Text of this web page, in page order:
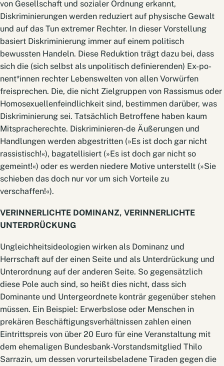
von Gesellschaft und sozialer Ordnung erkannt,
Diskriminierungen werden reduziert auf physische Gewalt
und auf das Tun ­extremer Rechter. In dieser Vorstellung
basiert Diskriminierung immer auf einem politisch
bewussten Handeln. Diese Reduktion trägt dazu bei, dass
sich die (sich selbst als unpolitisch definierenden) Ex­-po­
nent*innen rechter Lebenswelten von allen Vorwürfen
freisprechen. Die, die nicht Zielgruppen von Rassismus oder
Homosexuellenfeindlichkeit sind, bestimmen darüber, was
Diskriminierung sei. Tatsächlich Betroffene haben kaum
Mitspracherechte. Diskriminieren-de Äußerungen und
Handlungen werden abgestritten (»Es ist doch gar nicht
rassistisch!«), bagatellisiert (»Es ist doch gar nicht so
gemeint!«) oder es werden niedere Motive unterstellt (»Sie
schieben das doch nur vor um sich Vorteile zu
verschaffen!«).
VERINNERLICHTE DOMINANZ, VERINNERLICHTE
UNTERDRÜCKUNG
Ungleichheitsideologien wirken als Dominanz und
Herrschaft auf der einen Seite und als Unterdrückung und
Unterordnung auf der anderen Seite. So gegensätzlich
diese Pole auch sind, so heißt dies nicht, dass sich
Dominante und Untergeordnete konträr gegenüber stehen
müssen. Ein Beispiel: Erwerbslose oder Menschen in
prekären Beschäftigungsverhältnissen zahlen einen
Eintrittspreis von über 20 Euro für eine Veranstaltung mit
dem ehemaligen Bundesbank-Vorstandsmitglied Thilo
Sarrazin, um dessen vorurteilsbeladene Tiraden gegen die